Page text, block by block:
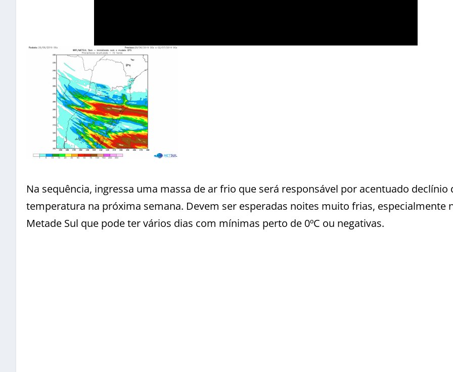
Na sequência, ingressa uma massa de ar frio que será responsável por acentuado declínio
temperatura na próxima semana. Devem ser esperadas noites muito frias, especialmente
Metade Sul que pode ter vários dias com mínimas perto de 0ºC ou negativas.